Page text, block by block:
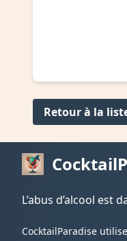
Retour à la
L’abus d’alcool
CocktailParadise